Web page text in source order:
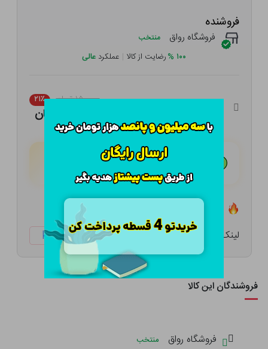
فروشنده
فروشگاه رواق منتخب
۱۰۰ %رضایت از کالا | عملکرد عالی
۱۵۰,۰۰۰ تومان ۲۱٪
هـر قسط با تــرب‌پــی:
۴ قسط مــاهـانـه؛ بـدون سـود، چـک و ضـامـن
لینک کوتاه: ketabtala.com/sbp-53650
فروشندگان این کالا
فروشگاه رواق
منتخب